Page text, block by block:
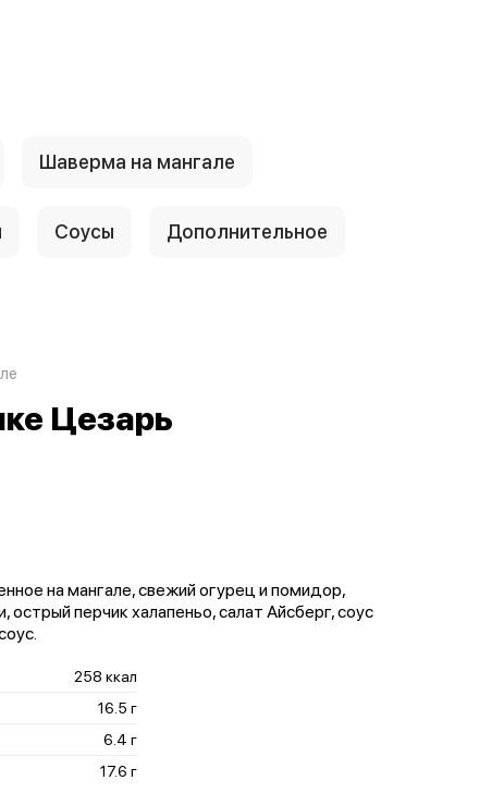
Шаверма на мангале
Соусы Дополнительное
Цезарь
на мангале, свежий огурец и помидор,
перчик халапеньо, салат Айсберг, соус
258 ккал
16.5 г
6.4 г
17.6 г